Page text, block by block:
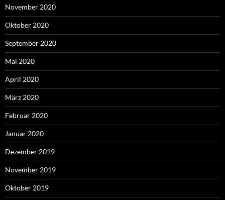
November 2020
Oktober 2020
September 2020
Mai 2020
April 2020
März 2020
Februar 2020
Januar 2020
Dezember 2019
November 2019
Oktober 2019